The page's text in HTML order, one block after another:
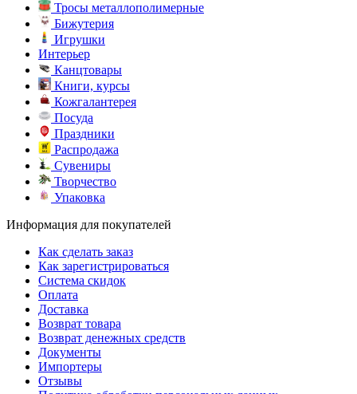
Тросы металлополимерные
Бижутерия
Игрушки
Интерьер
Канцтовары
Книги, курсы
Кожгалантерея
Посуда
Праздники
Распродажа
Сувениры
Творчество
Упаковка
Информация для покупателей
Как сделать заказ
Как зарегистрироваться
Система скидок
Оплата
Доставка
Возврат товара
Возврат денежных средств
Документы
Импортеры
Отзывы